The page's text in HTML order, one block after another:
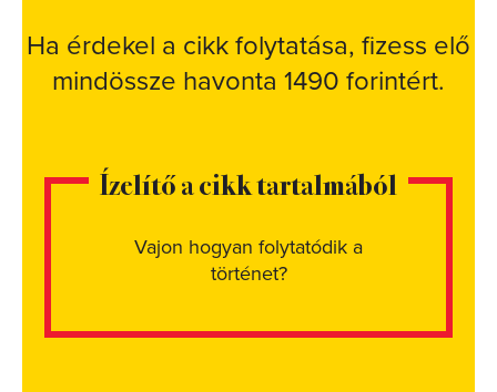
Ha érdekel a cikk folytatása, fizess elő
mindössze havonta 1490 forintért.
Ízelítő a cikk tartalmából
Vajon hogyan folytatódik a
történet?